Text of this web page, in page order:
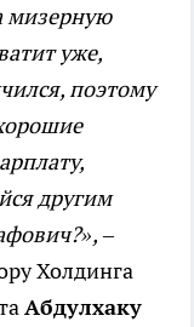
мизерную
уже,
поэтому
другим
–
Холдинга
Абдулхаку